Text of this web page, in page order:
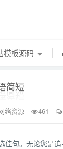
模板源码
简短
络资源 461
佳句。无论您是